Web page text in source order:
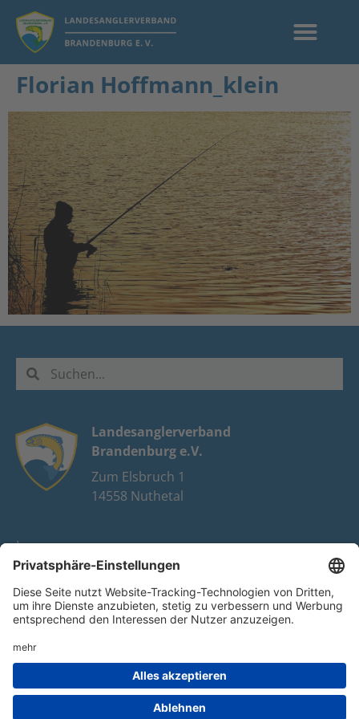
Florian Hoffmann_klein
Landesanglerverband
Brandenburg e.V.
Zum Elsbruch 1
14558 Nuthetal
Impressum
Datenschutz
FAQ